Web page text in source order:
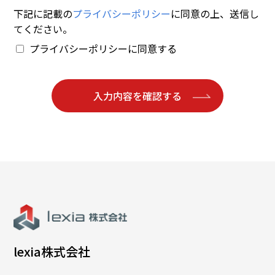
下記に記載のプライバシーポリシーに同意の上、送信し
てください。
プライバシーポリシーに同意する
入力内容を確認する
lexia株式会社